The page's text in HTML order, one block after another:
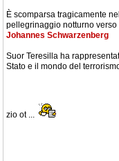
È scomparsa tragicamente
pellegrinaggio notturno
Johannes Schwarzenberg
Suor Teresilla ha
Stato e il mondo del
zio ot ...